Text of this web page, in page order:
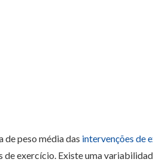
de peso média das intervenções de
de exercício. Existe uma